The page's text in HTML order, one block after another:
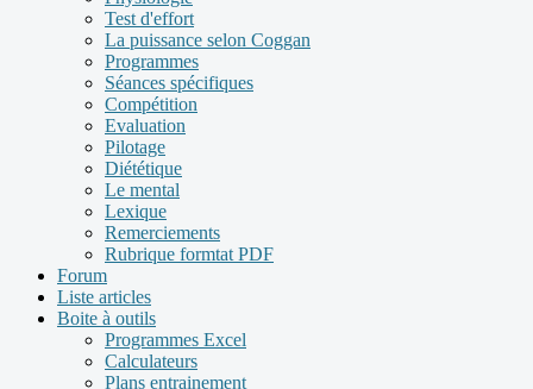
Test d'effort
La puissance selon Coggan
Programmes
Séances spécifiques
Compétition
Evaluation
Pilotage
Diététique
Le mental
Lexique
Remerciements
Rubrique formtat PDF
Forum
Liste articles
Boite à outils
Programmes Excel
Calculateurs
Plans entrainement